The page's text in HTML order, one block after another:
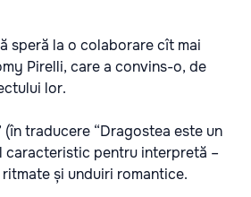
speră la o colaborare cît mai
Pirelli, care a convins-o, de
lor.
(în traducere “Dragostea este un
caracteristic pentru interpretă –
și unduiri romantice.